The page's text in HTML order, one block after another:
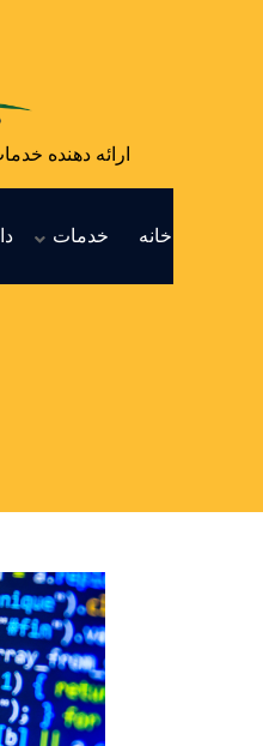
ارائه دهنده
خانه خدمات